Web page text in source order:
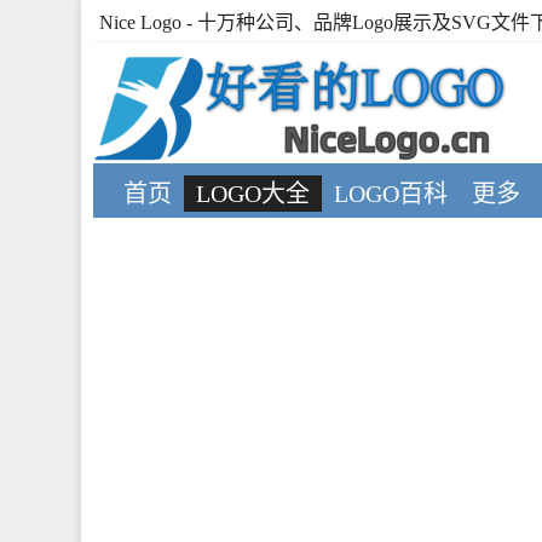
Nice Logo - 十万种公司、品牌Logo展示及SVG文件
首页 LOGO大全 LOGO百科 更多